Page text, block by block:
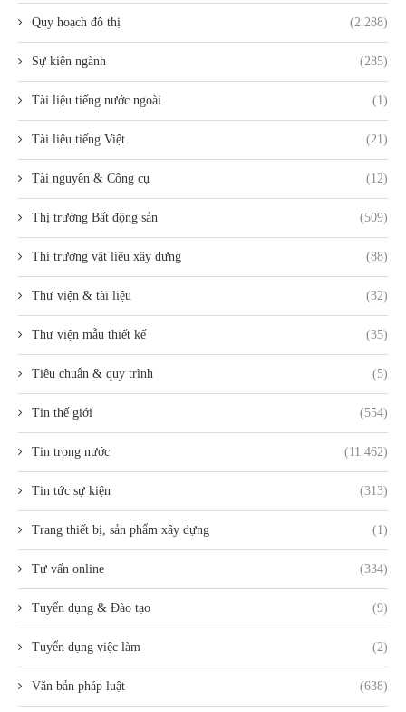
Quy hoạch đô thị (2.288)
Sự kiện ngành (285)
Tài liệu tiếng nước ngoài (1)
Tài liệu tiếng Việt (21)
Tài nguyên & Công cụ (12)
Thị trường Bất động sản (509)
Thị trường vật liệu xây dựng (88)
Thư viện & tài liệu (32)
Thư viện mẫu thiết kế (35)
Tiêu chuẩn & quy trình (5)
Tin thế giới (554)
Tin trong nước (11.462)
Tin tức sự kiện (313)
Trang thiết bị, sản phẩm xây dựng (1)
Tư vấn online (334)
Tuyển dụng & Đào tạo (9)
Tuyển dụng việc làm (2)
Văn bản pháp luật (638)